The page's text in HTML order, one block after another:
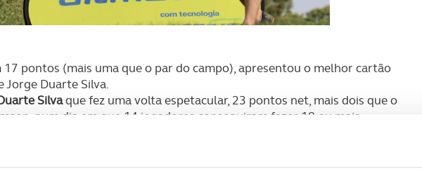
17 pontos (mais uma que o par do campo), apresentou o melhor cartão
Jorge Duarte Silva.
Silvaque fez uma volta espetacular, 23 pontos net, mais dois que o
num dia em que 14 jogadores conseguiram fazer 18 ou mais
e Net da 3ª prova!